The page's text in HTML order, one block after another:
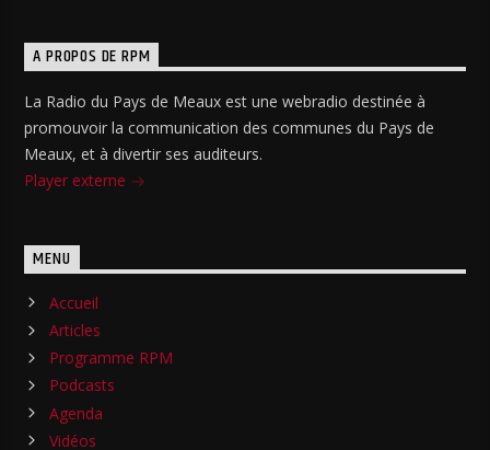
A PROPOS DE RPM
La Radio du Pays de Meaux est une webradio destinée à
promouvoir la communication des communes du Pays de
Meaux, et à divertir ses auditeurs.
Player externe
MENU
Accueil
Articles
Programme RPM
Podcasts
Agenda
Vidéos